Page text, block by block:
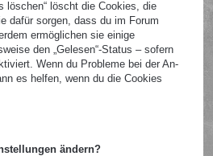
löschen“ löscht die Cookies, die
dafür sorgen, dass du im Forum
ermöglichen sie einige
den „Gelesen“-Status – sofern
Wenn du Probleme bei der An-
es helfen, wenn du die Cookies
ändern?